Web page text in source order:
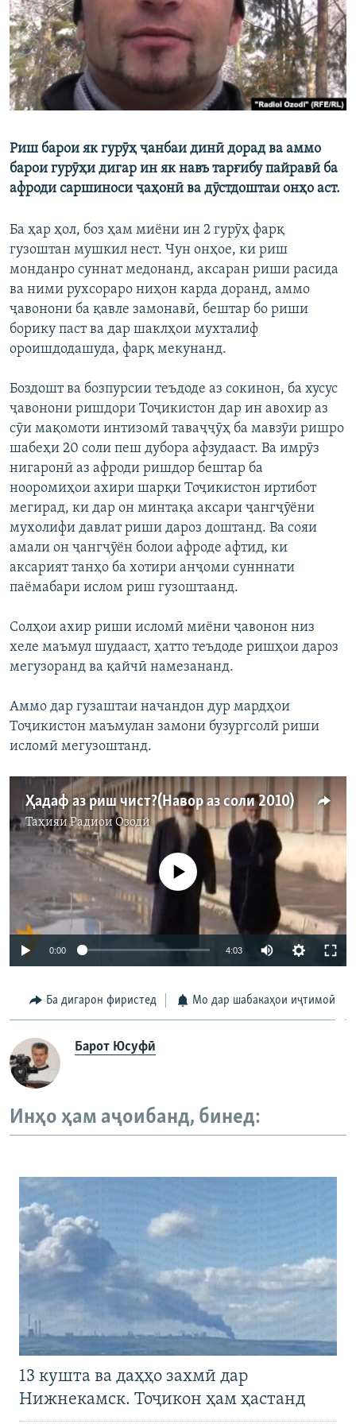
ГУЗОРИШҲОИ РАДИОӢ
Русский
ПАЙГИРӢ КУНЕД
Ҳамаи сомонаҳои RFE/RL
Риш барои як гурӯҳ ҷанбаи динӣ дорад ва аммо
барои гурӯҳи дигар ин як навъ тарғибу пайравӣ ба
афроди саршиноси ҷаҳонӣ ва дӯстдоштаи онҳо аст.
Ба ҳар ҳол, боз ҳам миёни ин 2 гурӯҳ фарқ
гузоштан мушкил нест. Чун онҳое, ки риш
монданро суннат медонанд, аксаран риши расида
ва ними рухсораро ниҳон карда доранд, аммо
ҷавонони ба қавле замонавӣ, бештар бо риши
борику паст ва дар шаклҳои мухталиф
ороишдодашуда, фарқ мекунанд.
Боздошт ва бозпурсии теъдоде аз сокинон, ба хусус
ҷавонони ришдори Тоҷикистон дар ин авохир аз
сӯи мақомоти интизомӣ таваҷҷӯҳ ба мавзӯи ришро
шабеҳи 20 соли пеш дубора афзудааст. Ва имрӯз
нигаронӣ аз афроди ришдор бештар ба
нооромиҳои ахири шарқи Тоҷикистон иртибот
мегирад, ки дар он минтақа аксари ҷангҷӯёни
мухолифи давлат риши дароз доштанд. Ва сояи
амали он ҷангҷӯён болои афроде афтид, ки
аксарият танҳо ба хотири анҷоми сунннати
паёмабари ислом риш гузоштаанд.
Солҳои ахир риши исломӣ миёни ҷавонон низ
хеле маъмул шудааст, ҳатто теъдоде ришҳои дароз
мегузоранд ва қайчӣ намезананд.
Аммо дар гузаштаи начандон дур мардҳои
Тоҷикистон маъмулан замони бузургсолӣ риши
исломӣ мегузоштанд.
Ҳадаф аз риш чист?(Навор аз соли 2010)
ТаҳияиРадиои Озодӣ
Феълан кор намекунад
0:00 4:03
Ба дигарон фиристед Мо дар шабакаҳои иҷтимоӣ
Барот Юсуфӣ
Инҳо ҳам аҷоибанд, бинед:
13 кушта ва даҳҳо захмӣ дар
Нижнекамск. Тоҷикон ҳам ҳастанд